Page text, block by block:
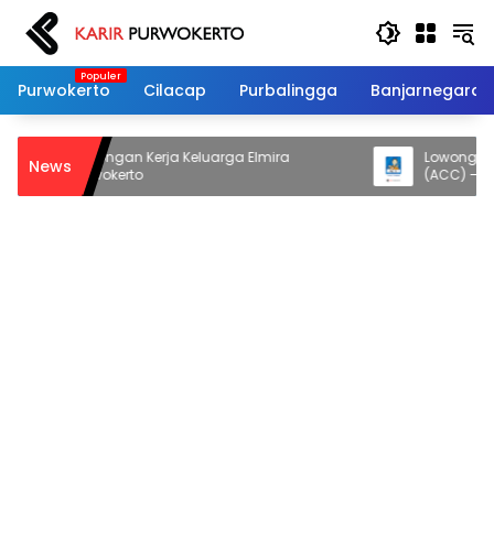
Langsung
konten
Purwokerto
Cilacap Purbalingga Banjarnegara
NewsLowongan Kerja Keluarga Elmira
Purwokerto
Lowongan
(ACC) –
Jurusan)